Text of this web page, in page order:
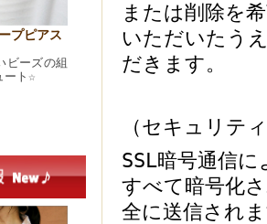
プピアス
ビーズの組
ート☆
ミラーワーク刺繍 ショ
ルダーバッグ
カラフルな手刺繍やミラー
デニム
レディ
持ってい
または削除を
いただいたう
だきます。
（セキュリテ
SSL暗号通信
すべて暗号化
全に送信され